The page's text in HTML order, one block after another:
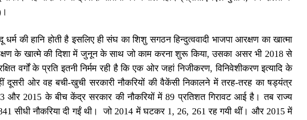
की हानि होती है इसलिए ही संघ का शिशु सगठन हिन्दुत्ववादी भाजपा आरक्षण का खात्मा
के खात्मे की दिशा में जुनून के साथ जो काम करना शुरू किया, उसका असर भी 2018 से
वर्गों के प्रति इतनी निर्मम रही है कि एक ओर जहां निजीकरण, विनिवेशीकरण इत्यादि के
दूसरी ओर वह बची-खुची सरकारी नौकरियों की वैकेंसी निकालने में तरह-तरह का षड्यंत्र
और 2015 के बीच केंद्र सरकार की नौकरियों में 89 प्रतिशत गिरावट आई है। तब राज्य
सीधी नौकरिया दी गईं थी। जो 2014 में घटकर 1, 26, 261 रह गयी थीं। और 2015 में